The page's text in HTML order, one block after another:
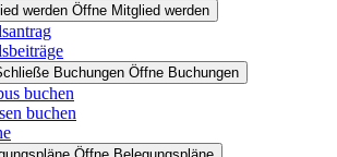
werden Öffne Mitglied werden
Buchungen Öffne Buchungen
buchen
buchen
Öffne Belegungspläne